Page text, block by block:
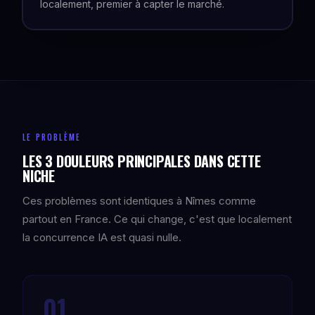
localement, premier à capter le marché.
LE PROBLÈME
LES 3 DOULEURS PRINCIPALES DANS CETTE
NICHE
Ces problèmes sont identiques à Nîmes comme
partout en France. Ce qui change, c'est que localement
la concurrence IA est quasi nulle.